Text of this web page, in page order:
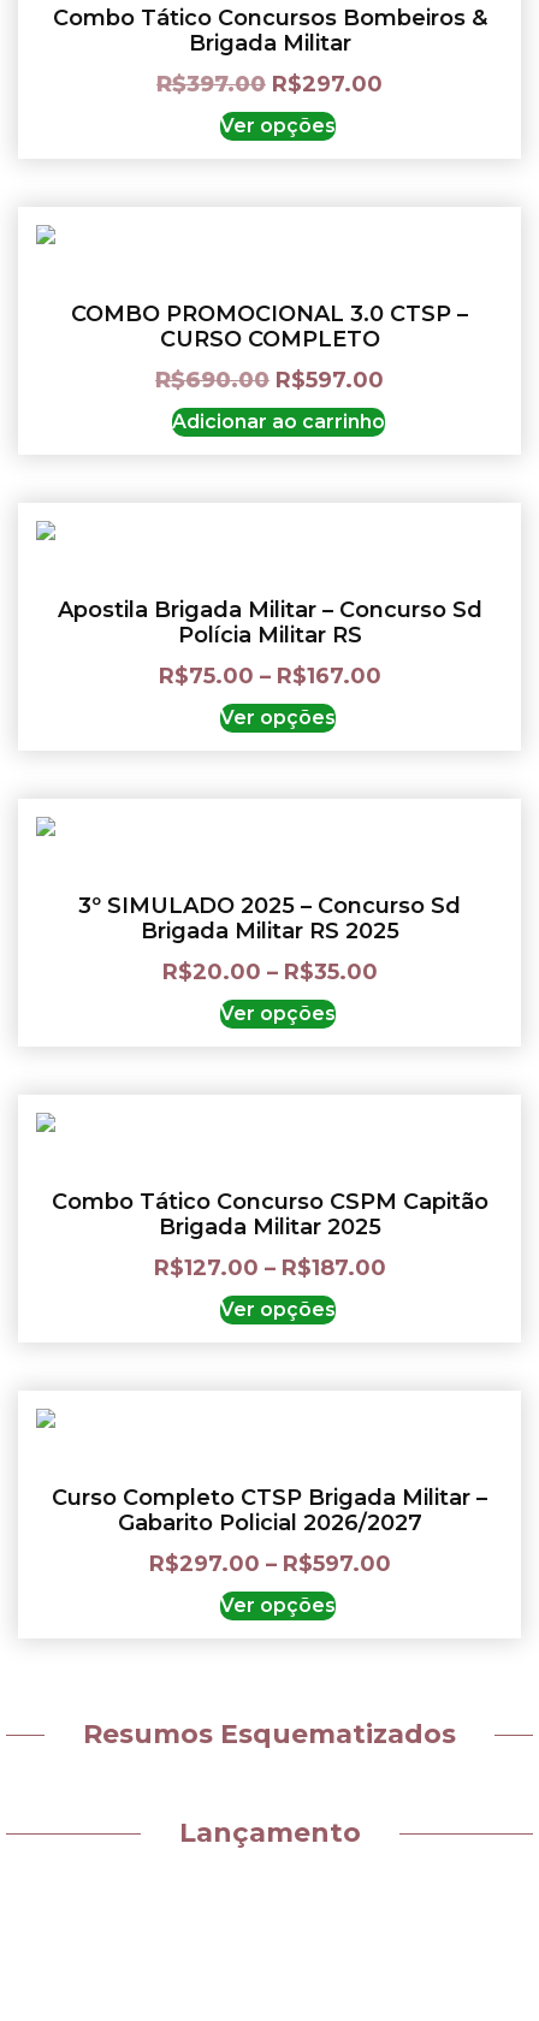
Combo Tático Concursos Bombeiros &
Brigada Militar
R$397.00 R$297.00
Ver opções
COMBO PROMOCIONAL 3.0 CTSP –
CURSO COMPLETO
R$690.00 R$597.00
Adicionar ao carrinho
Apostila Brigada Militar – Concurso Sd
Polícia Militar RS
R$75.00 – R$167.00
Ver opções
3º SIMULADO 2025 – Concurso Sd
Brigada Militar RS 2025
R$20.00 – R$35.00
Ver opções
Combo Tático Concurso CSPM Capitão
Brigada Militar 2025
R$127.00 – R$187.00
Ver opções
Curso Completo CTSP Brigada Militar –
Gabarito Policial 2026/2027
R$297.00 – R$597.00
Ver opções
Resumos Esquematizados
Lançamento